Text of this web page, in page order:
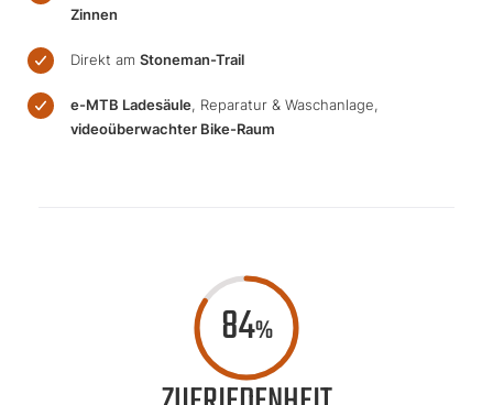
Zinnen
Direkt am Stoneman-Trail
e-MTB Ladesäule, Reparatur & Waschanlage,
videoüberwachter Bike-Raum
84%